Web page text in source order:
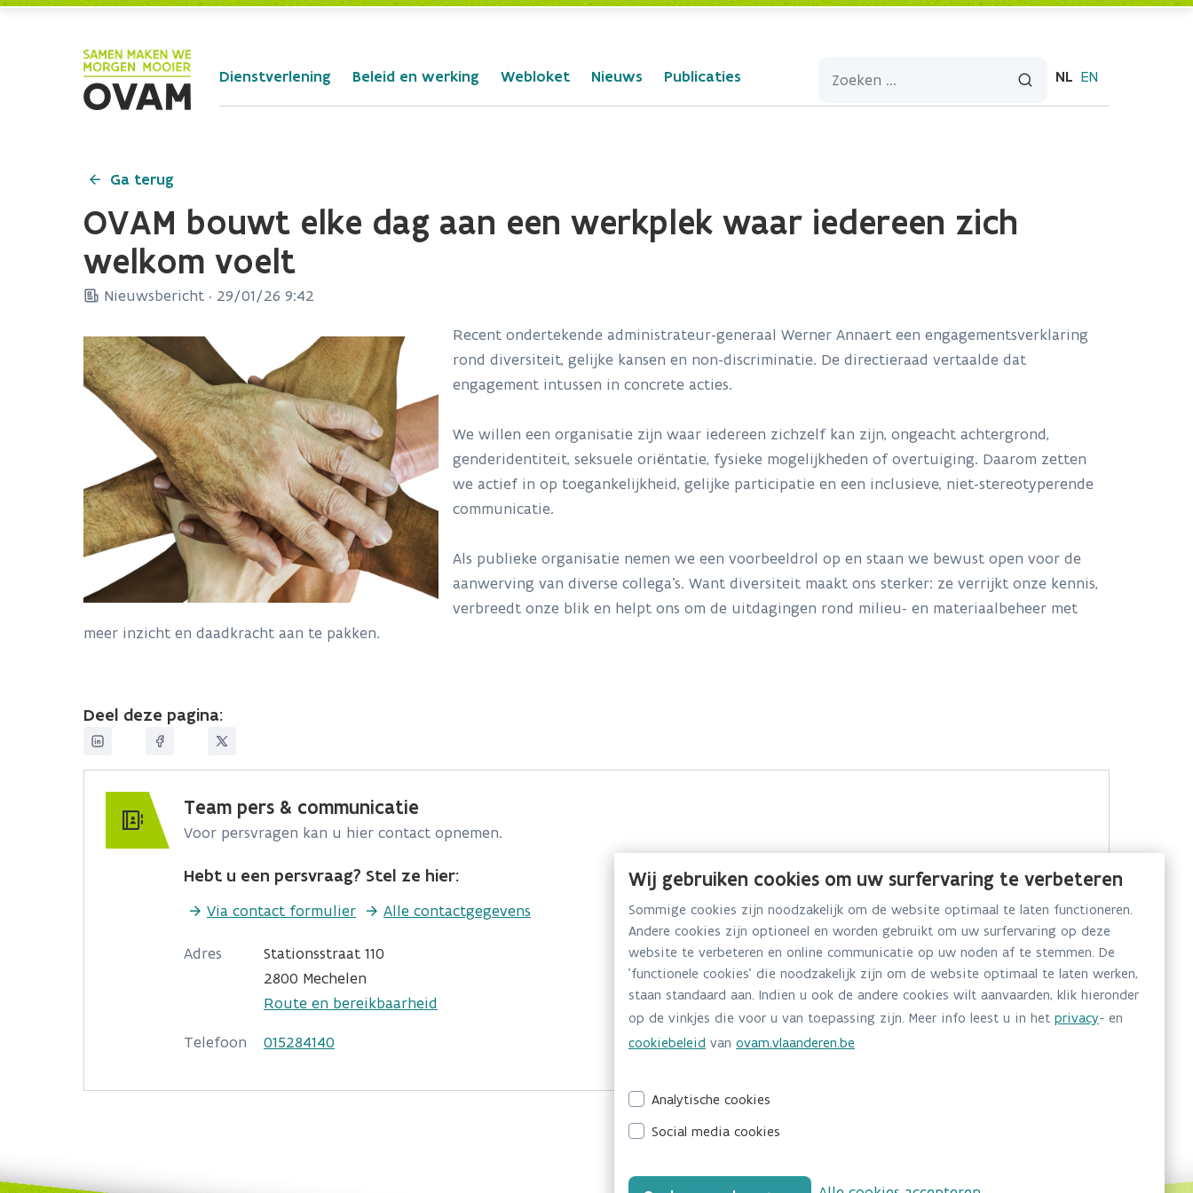
Dienstverlening Beleid en werking Webloket Nieuws Publicaties NL EN
Ga terug
OVAM bouwt elke dag aan een werkplek waar iedereen zich
welkom voelt
Nieuwsbericht · 29/01/26 9:42
Recent ondertekende administrateur-generaal Werner Annaert een engagementsverklaring
rond diversiteit, gelijke kansen en non-discriminatie. De directieraad vertaalde dat
engagement intussen in concrete acties.
We willen een organisatie zijn waar iedereen zichzelf kan zijn, ongeacht achtergrond,
genderidentiteit, seksuele oriëntatie, fysieke mogelijkheden of overtuiging. Daarom zetten
we actief in op toegankelijkheid, gelijke participatie en een inclusieve, niet-stereotyperende
communicatie.
Als publieke organisatie nemen we een voorbeeldrol op en staan we bewust open voor de
aanwerving van diverse collega’s. Want diversiteit maakt ons sterker: ze verrijkt onze kennis,
verbreedt onze blik en helpt ons om de uitdagingen rond milieu- en materiaalbeheer met
meer inzicht en daadkracht aan te pakken.
Deel deze pagina:
Team pers & communicatie
Voor persvragen kan u hier contact opnemen.
Hebt u een persvraag? Stel ze hier:
Via contact formulier Alle contactgegevens
Adres
Stationsstraat 110
2800 Mechelen
Route en bereikbaarheid
Telefoon
015284140
Wij gebruiken cookies om uw surfervaring te verbeteren
Sommige cookies zijn noodzakelijk om de website optimaal te laten functioneren.
Andere cookies zijn optioneel en worden gebruikt om uw surfervaring op deze
website te verbeteren en online communicatie op uw noden af te stemmen. De
'functionele cookies' die noodzakelijk zijn om de website optimaal te laten werken,
staan standaard aan. Indien u ook de andere cookies wilt aanvaarden, klik hieronder
op de vinkjes die voor u van toepassing zijn. Meer info leest u in het privacy- en
cookiebeleid van ovam.vlaanderen.be
Analytische cookies
Social media cookies